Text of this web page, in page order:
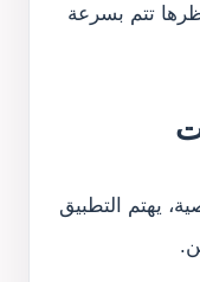
تتم بسرعة
يهتم التطبيق